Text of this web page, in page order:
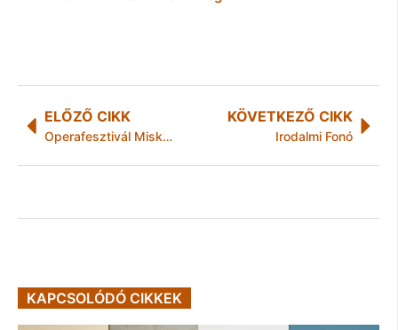
ELŐZŐ CIKK
Operafesztivál Miskolxon
KÖVETKEZŐ CIKK
Irodalmi Fonó
KAPCSOLÓDÓ CIKKEK